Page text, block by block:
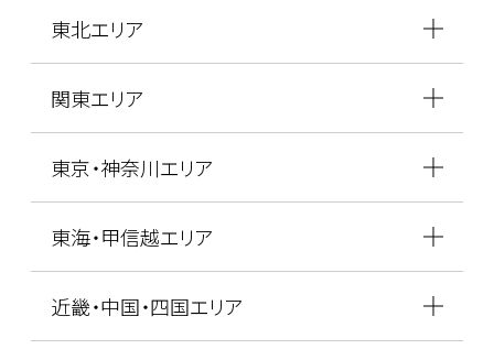
東北エリア
関東エリア
東京・神奈川エリア
東海・甲信越エリア
近畿・中国・四国エリア